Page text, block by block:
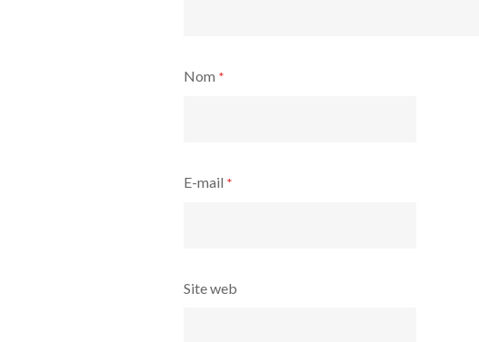
Nom *
E-mail *
Site web